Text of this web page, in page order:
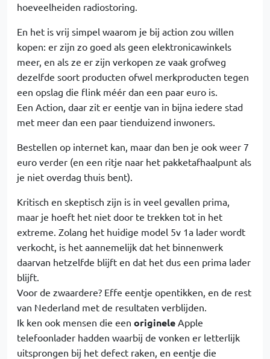
hoeveelheiden radiostoring.
En het is vrij simpel waarom je bij action zou willen
kopen: er zijn zo goed als geen elektronicawinkels
meer, en als ze er zijn verkopen ze vaak grofweg
dezelfde soort producten ofwel merkproducten tegen
een opslag die flink méér dan een paar euro is.
Een Action, daar zit er eentje van in bijna iedere stad
met meer dan een paar tienduizend inwoners.
Bestellen op internet kan, maar dan ben je ook weer 7
euro verder (en een ritje naar het pakketafhaalpunt als
je niet overdag thuis bent).
Kritisch en skeptisch zijn is in veel gevallen prima,
maar je hoeft het niet door te trekken tot in het
extreme. Zolang het huidige model 5v 1a lader wordt
verkocht, is het aannemelijk dat het binnenwerk
daarvan hetzelfde blijft en dat het dus een prima lader
blijft.
Voor de zwaardere? Effe eentje opentikken, en de rest
van Nederland met de resultaten verblijden.
Ik ken ook mensen die een originele Apple
telefoonlader hadden waarbij de vonken er letterlijk
uitsprongen bij het defect raken, en eentje die